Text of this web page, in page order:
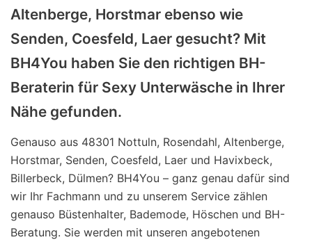
Altenberge, Horstmar ebenso wie
Senden, Coesfeld, Laer gesucht? Mit
BH4You haben Sie den richtigen BH-
Beraterin für Sexy Unterwäsche in Ihrer
Nähe gefunden.
Genauso aus 48301 Nottuln, Rosendahl, Altenberge,
Horstmar, Senden, Coesfeld, Laer und Havixbeck,
Billerbeck, Dülmen? BH4You – ganz genau dafür sind
wir Ihr Fachmann und zu unserem Service zählen
genauso Büstenhalter, Bademode, Höschen und BH-
Beratung. Sie werden mit unseren angebotenen